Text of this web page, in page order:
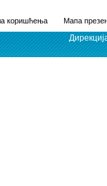
коришћења Мапа